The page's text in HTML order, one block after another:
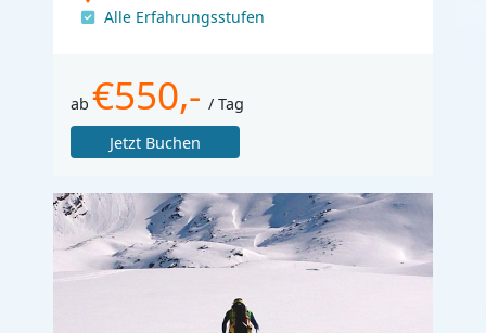
Alle Erfahrungsstufen
ab €550,- / Tag
Jetzt Buchen